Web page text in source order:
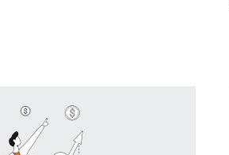
是一种基于虚拟化技术的虚拟私